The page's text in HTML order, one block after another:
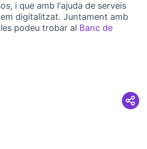
i que amb l'ajuda de serveis
digitalitzat. Juntament amb
podeu trobar al Banc de
Nit de Memòries